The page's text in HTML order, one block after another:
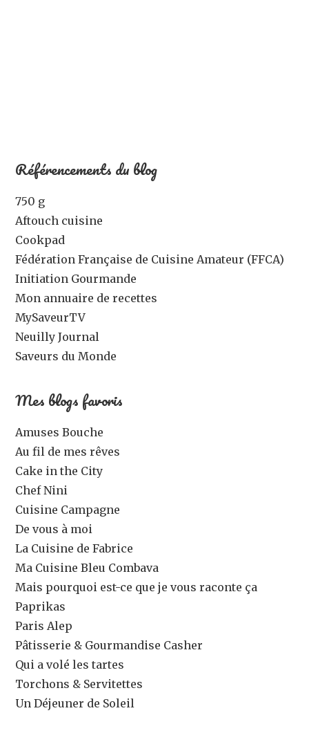
Référencements du blog
750 g
Aftouch cuisine
Cookpad
Fédération Française de Cuisine Amateur (FFCA)
Initiation Gourmande
Mon annuaire de recettes
MySaveurTV
Neuilly Journal
Saveurs du Monde
Mes blogs favoris
Amuses Bouche
Au fil de mes rêves
Cake in the City
Chef Nini
Cuisine Campagne
De vous à moi
La Cuisine de Fabrice
Ma Cuisine Bleu Combava
Mais pourquoi est-ce que je vous raconte ça
Paprikas
Paris Alep
Pâtisserie & Gourmandise Casher
Qui a volé les tartes
Torchons & Servitettes
Un Déjeuner de Soleil